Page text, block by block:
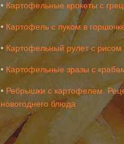
• Картофельные крокеты с
• Картофель с луком в
• Картофельный рулет с
• Картофельные зразы с
• Ребрышки с картофелем.
новогоднего блюда